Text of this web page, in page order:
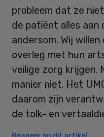
probleem dat ze
de patiënt alles aan
andersom. Wij
overleg met hun
veilige zorg krijgen.
manier niet. Het
daarom zijn
de tolk- en